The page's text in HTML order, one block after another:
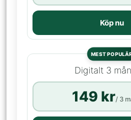
Köp nu
MEST
Digitalt 3
149 kr/ 3